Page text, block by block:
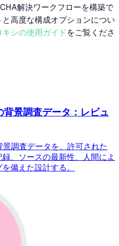
解決ワークフローを構築で
高度な構成オプションについ
シの使用ガイド をご覧くださ
景調査データ：レビュ
調査データを、許可された
、ソースの最新性、人間によ
備えた設計する。